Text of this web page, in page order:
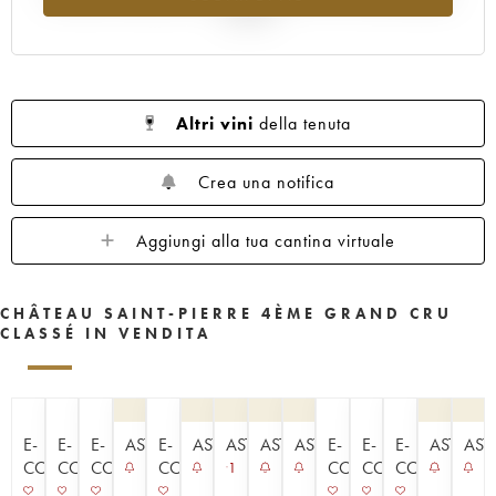
Altri vini della tenuta
Crea una notifica
Aggiungi alla tua cantina virtuale
CHÂTEAU SAINT-PIERRE 4ÈME GRAND CRU
CLASSÉ IN VENDITA
E-
COMMERCE
E-
COMMERCE
E-
COMMERCE
ASTAE-
COMMERCE
ASTAASTA
1
ASTAASTAE-
COMMERCE
E-
COMMERCE
E-
COMMERCE
ASTA